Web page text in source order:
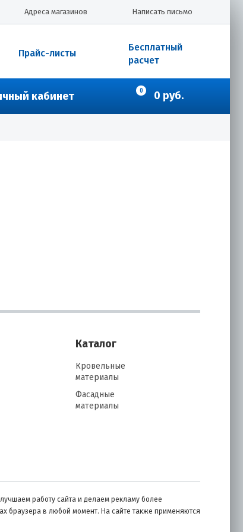
Написать письмо
Адреса магазинов
Бесплатный
расчет
Прайс-листы
кабинет 0 0 руб.
Каталог
Кровельные
материалы
Фасадные
материалы
работу сайта и делаем рекламу более
браузера в любой момент. На сайте также применяются